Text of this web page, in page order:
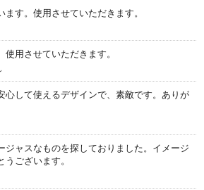
す。使用させていただきます。
用させていただきます。
心して使えるデザインで、素敵です。ありが
ジャスなものを探しておりました。イメージ
ございます。